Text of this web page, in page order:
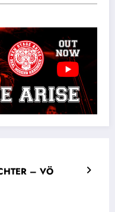
– VÖ